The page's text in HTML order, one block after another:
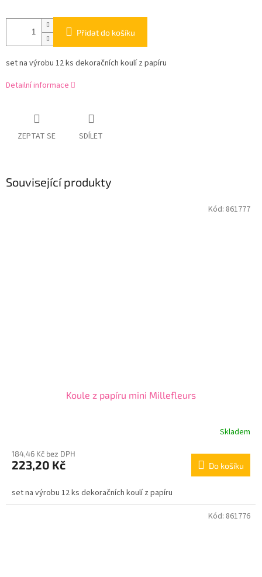
Přidat do košíku
set na výrobu 12 ks dekoračních koulí z papíru
Detailní informace
ZEPTAT SE SDÍLET
Související produkty
Koule z papíru mini Millefleurs
Skladem
184,46 Kč bez DPH
223,20 Kč Do košíku
set na výrobu 12 ks dekoračních koulí z papíru
Kód: 861777
Kód: 861776